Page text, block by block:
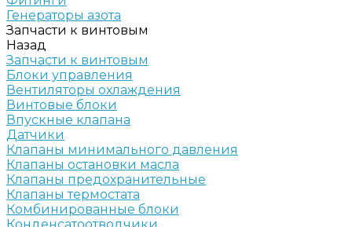
Генераторы азота
Запчасти к винтовым
Назад
Запчасти к винтовым
Блоки управления
Вентиляторы охлаждения
Винтовые блоки
Впускные клапана
Датчики
Клапаны минимального давления
Клапаны остановки масла
Клапаны предохранительные
Клапаны термостата
Комбинированные блоки